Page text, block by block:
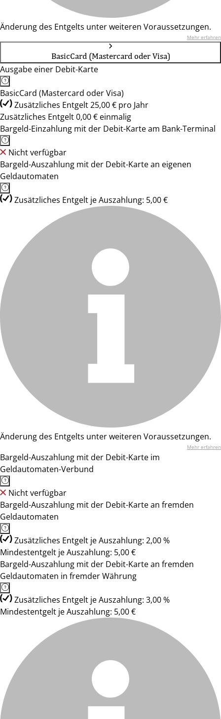
Änderung des Entgelts unter weiteren Voraussetzungen.
Mehr erfahren
BasicCard (Mastercard oder Visa)
Ausgabe einer Debit-Karte
BasicCard (Mastercard oder Visa)
Zusätzliches Entgelt 25,00 € pro Jahr
Zusätzliches Entgelt 0,00 € einmalig
Bargeld-Einzahlung mit der Debit-Karte am Bank-Terminal
Nicht verfügbar
Bargeld-Auszahlung mit der Debit-Karte an eigenen
Geldautomaten
Zusätzliches Entgelt je Auszahlung: 5,00 €
Änderung des Entgelts unter weiteren Voraussetzungen.
Mehr erfahren
Bargeld-Auszahlung mit der Debit-Karte im
Geldautomaten-Verbund
Nicht verfügbar
Bargeld-Auszahlung mit der Debit-Karte an fremden
Geldautomaten
Zusätzliches Entgelt je Auszahlung: 2,00 %
Mindestentgelt je Auszahlung: 5,00 €
Bargeld-Auszahlung mit der Debit-Karte an fremden
Geldautomaten in fremder Währung
Zusätzliches Entgelt je Auszahlung: 3,00 %
Mindestentgelt je Auszahlung: 5,00 €